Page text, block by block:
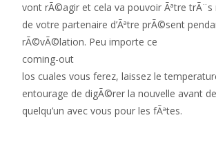
vont rÃ©agir et cela va pouvoir Ãªtre trÃ¨s
de votre partenaire d’Ãªtre prÃ©sent
rÃ©vÃ©lation. Peu importe ce
coming-out
los cuales vous ferez, laissez le
entourage de digÃ©rer la nouvelle avant
quelqu’un avec vous pour les fÃªtes.